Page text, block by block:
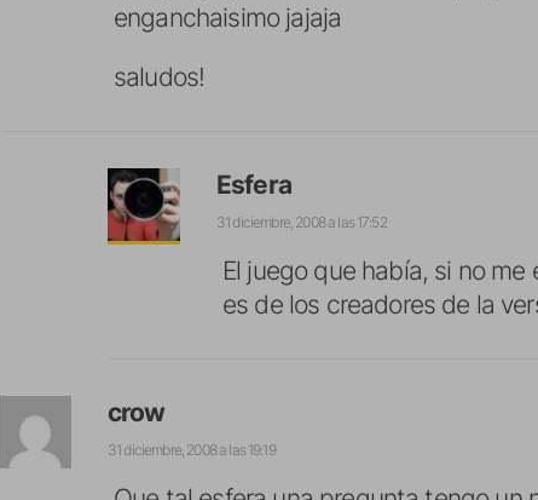
enganchaisimo jajaja
saludos!
Esfera
31 diciembre, 2008 a las 17:52
El juego que había, si no
es de los creadores de la
crow
31 diciembre, 2008 a las 19:19